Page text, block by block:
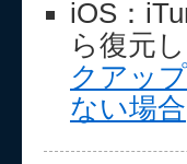
iOS：
ら復元
クアッ
ない場合